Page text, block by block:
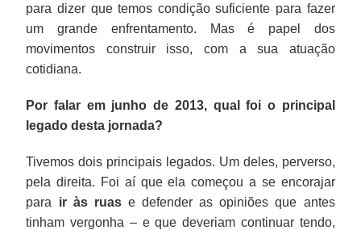
para dizer que temos condição suficiente para fazer
um grande enfrentamento. Mas é papel dos
movimentos construir isso, com a sua atuação
cotidiana.
Por falar em junho de 2013, qual foi o principal
legado desta jornada?
Tivemos dois principais legados. Um deles, perverso,
pela direita. Foi aí que ela começou a se encorajar
para ir às ruase defender as opiniões que antes
tinham vergonha – e que deveriam continuar tendo,